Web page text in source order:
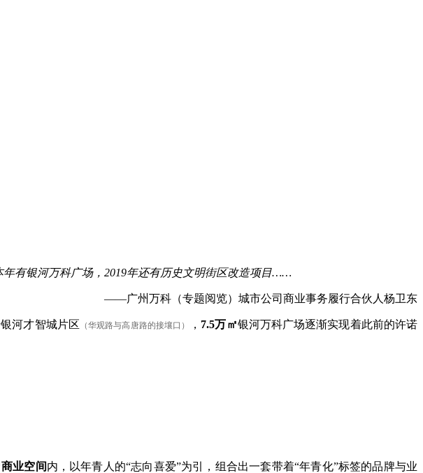
有银河万科广场，2019年还有历史文明街区改造项目……
——广州万科（专题阅览）城市公司商业事务履行合伙人杨卫东
河才智城片区 （华观路与高唐路的接壤口） ， 7.5万㎡银河万科广场逐渐实现着此前的许诺
业空间内，以年青人的“志向喜爱”为引，组合出一套带着“年青化”标签的品牌与业